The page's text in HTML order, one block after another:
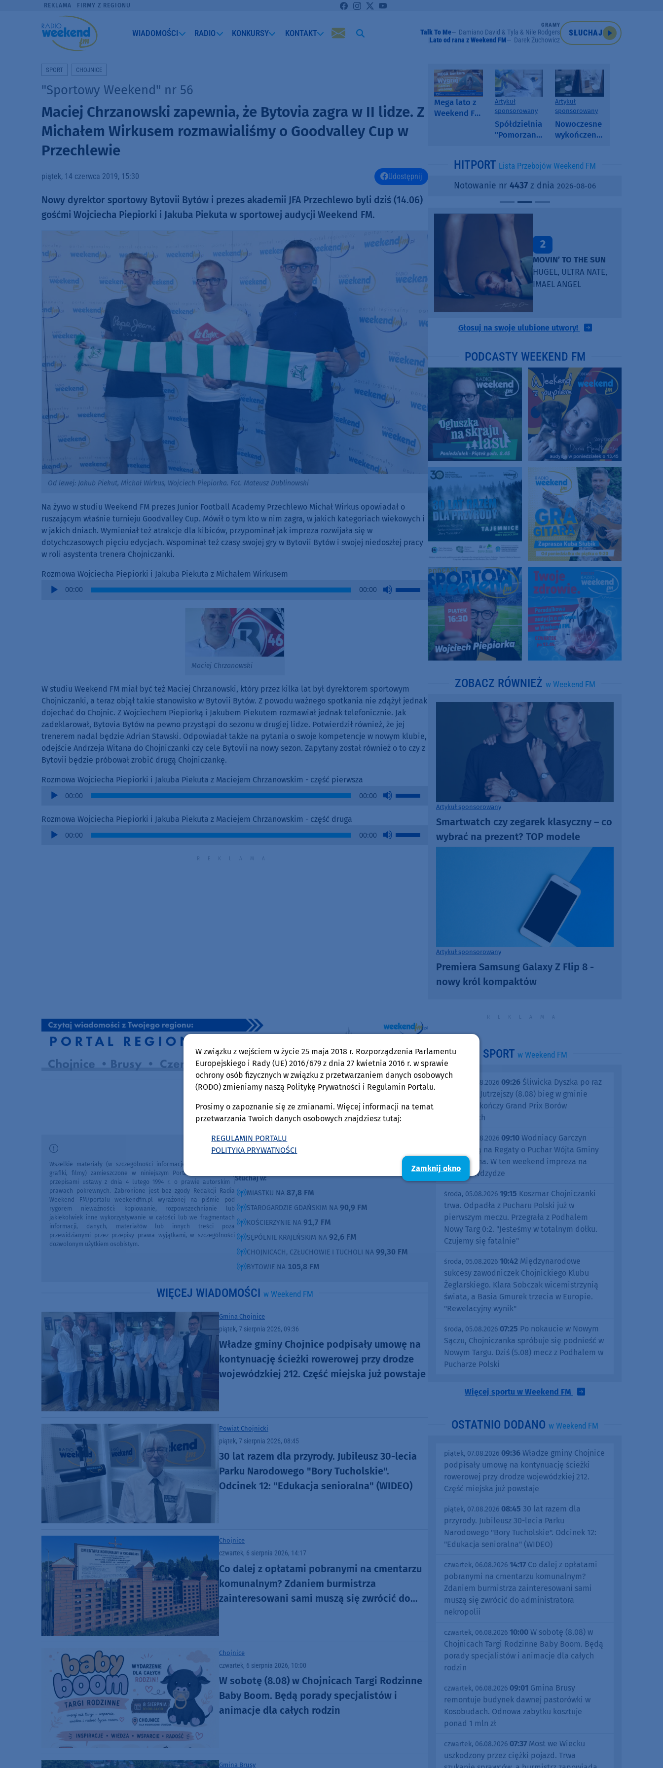
REKLAMA FIRMY Z REGIONU
WIADOMOŚCI RADIO KONKURSY KONTAKT
GRAMY
Talk To Me
Damiano David & Tyla & Nile Rodgers
Lato od rana z Weekend FM
Darek Żuchowicz
SŁUCHAJ
SPORT CHOJNICE
"Sportowy Weekend" nr 56
Maciej Chrzanowski zapewnia, że Bytovia zagra w II lidze. Z
Michałem Wirkusem rozmawialiśmy o Goodvalley Cup w
Przechlewie
piątek, 14 czerwca 2019, 15:30 Udostępnij
Nowy dyrektor sportowy Bytovii Bytów i prezes akademii JFA Przechlewo byli dziś (14.06)
gośćmi Wojciecha Piepiorki i Jakuba Piekuta w sportowej audycji Weekend FM.
Od lewej: Jakub Piekut, Michał Wirkus, Wojciech Piepiorka. Fot. Mateusz Dublinowski
Na żywo w studiu Weekend FM prezes Junior Football Academy Przechlewo Michał Wirkus opowiadał o
ruszającym właśnie turnieju Goodvalley Cup. Mówił o tym kto w nim zagra, w jakich kategoriach wiekowych i
w jakich dniach. Wymieniał też atrakcje dla kibiców, przypominał jak impreza rozwijała się w
dotychczasowych pięciu edycjach. Wspominał też czasy swojej gry w Bytovii Bytów i swojej niedoszłej pracy
w roli asystenta trenera Chojniczanki.
Rozmowa Wojciecha Piepiorki i Jakuba Piekuta z Michałem Wirkusem
Audio
00:00 00:00
Use
Up/Down
Maciej Chrzanowski
W studiu Weekend FM miał być też Maciej Chrzanowski, który przez kilka lat był dyrektorem sportowym
Chojniczanki, a teraz objął takie stanowisko w Bytovii Bytów. Z powodu ważnego spotkania nie zdążył jednak
dojechać do Chojnic. Z Wojciechem Piepiorką i Jakubem Piekutem rozmawiał jednak telefonicznie. Jak
zadeklarował, Bytovia Bytów na pewno przystąpi do sezonu w drugiej lidze. Potwierdził również, że jej
trenerem nadal będzie Adrian Stawski. Odpowiadał także na pytania o swoje kompetencje w nowym klubie,
odejście Andrzeja Witana do Chojniczanki czy cele Bytovii na nowy sezon. Zapytany został również o to czy z
Bytovii będzie próbował zrobić drugą Chojniczankę.
Rozmowa Wojciecha Piepiorki i Jakuba Piekuta z Maciejem Chrzanowskim - część pierwsza
Audio
00:00 00:00
Use
to
Rozmowa Wojciecha Piepiorki i Jakuba Piekuta z Maciejem Chrzanowskim - część druga
Audio
00:00 00:00
Use
Wojciech Piepiorka
Pokaż e-mail
O tej sprawie usłyszysz też w radiu Weekend
Słuchaj w:
MIASTKU NA 87,8 FM
STAROGARDZIE GDAŃSKIM NA 90,9 FM
KOŚCIERZYNIE NA 91,7 FM
SĘPÓLNIE KRAJEŃSKIM NA 92,6 FM
CHOJNICACH, CZŁUCHOWIE I TUCHOLI NA 99,30 FM
BYTOWIE NA 105,8 FM
Wszelkie materiały (w szczególności informacje lokalne, zdjęcia,
grafiki, filmy) zamieszczone w niniejszym Portalu chronione są
przepisami ustawy z dnia 4 lutego 1994 r. o prawie autorskim i
prawach pokrewnych. Zabronione jest bez zgody Redakcji Radia
Weekend FM/portalu weekendfm.pl wyrażonej na piśmie pod
rygorem nieważności: kopiowanie, rozpowszechnianie lub
jakiekolwiek inne wykorzystywanie w całości lub we fragmentach
informacji, danych, materiałów lub innych treści poza
przewidzianymi przez przepisy prawa wyjątkami, w szczególności
dozwolonym użytkiem osobistym.
WIĘCEJ WIADOMOŚCI w Weekend FM
Gmina Chojnice
piątek, 7 sierpnia 2026, 09:36
Władze gminy Chojnice podpisały umowę na
kontynuację ścieżki rowerowej przy drodze
wojewódzkiej 212. Część miejska już powstaje
Powiat Chojnicki
piątek, 7 sierpnia 2026, 08:45
30 lat razem dla przyrody. Jubileusz 30-lecia
Parku Narodowego "Bory Tucholskie".
Odcinek 12: "Edukacja senioralna" (WIDEO)
Chojnice
czwartek, 6 sierpnia 2026, 14:17
Co dalej z opłatami pobranymi na cmentarzu
komunalnym? Zdaniem burmistrza
zainteresowani sami muszą się zwrócić do
Chojnice
czwartek, 6 sierpnia 2026, 10:00
W sobotę (8.08) w Chojnicach Targi Rodzinne
Baby Boom. Będą porady specjalistów i
animacje dla całych rodzin
Gmina Brusy
Mega lato z
Weekend FM
Artykuł
sponsorowany
Spółdzielnia
"Pomorzanka"
informuje o
i ofertach
najmu
Artykuł
sponsorowany
Nowoczesne
wykończenia
SPC, WPC i
kamienny
HITPORT Lista Przebojów Weekend FM
Notowanie nr 4437 z dnia 2026-08-06
2
MOVIN’ TO THE SUN
HUGEL, ULTRA NATE,
IMAEL ANGEL
Głosuj na swoje ulubione utwory!
PODCASTY WEEKEND FM
ZOBACZ RÓWNIEŻ w Weekend FM
Artykuł sponsorowany
Smartwatch czy zegarek klasyczny – co
wybrać na prezent? TOP modele
Artykuł sponsorowany
Premiera Samsung Galaxy Z Flip 8 -
nowy król kompaktów
SPORT w Weekend FM
piątek, 07.08.2026 09:26 Śliwicka Dyszka po raz
dziesiąty. Jutrzejszy (8.08) bieg w gminie
Śliwice zakończy Grand Prix Borów
Tucholskich
piątek, 07.08.2026 09:10 Wodniacy Garczyn
zapraszają na Regaty o Puchar Wójta Gminy
Kościerzyna. W ten weekend impreza na
jeziorze Wdzydze
środa, 05.08.2026 19:15 Koszmar Chojniczanki
trwa. Odpadła z Pucharu Polski już w
pierwszym meczu. Przegrała z Podhalem
Nowy Targ 0:2. "Jesteśmy w totalnym dołku.
Czujemy się fatalnie"
środa, 05.08.2026 10:42 Międzynarodowe
sukcesy zawodniczek Chojnickiego Klubu
Żeglarskiego. Klara Sobczak wicemistrzynią
świata, a Basia Gmurek trzecia w Europie.
"Rewelacyjny wynik"
środa, 05.08.2026 07:25 Po nokaucie w Nowym
Sączu, Chojniczanka spróbuje się podnieść w
Nowym Targu. Dziś (5.08) mecz z Podhalem w
Pucharze Polski
Więcej sportu w Weekend FM
OSTATNIO DODANO w Weekend FM
piątek, 07.08.2026 09:36 Władze gminy Chojnice
podpisały umowę na kontynuację ścieżki
rowerowej przy drodze wojewódzkiej 212.
Część miejska już powstaje
piątek, 07.08.2026 08:45 30 lat razem dla
przyrody. Jubileusz 30-lecia Parku
Narodowego "Bory Tucholskie". Odcinek 12:
"Edukacja senioralna" (WIDEO)
czwartek, 06.08.2026 14:17 Co dalej z opłatami
pobranymi na cmentarzu komunalnym?
Zdaniem burmistrza zainteresowani sami
muszą się zwrócić do administratora
nekropolii
czwartek, 06.08.2026 10:00 W sobotę (8.08) w
Chojnicach Targi Rodzinne Baby Boom. Będą
porady specjalistów i animacje dla całych
rodzin
czwartek, 06.08.2026 09:01 Gmina Brusy
remontuje budynek dawnej pastorówki w
Kosobudach. Odnowa zabytku kosztuje
ponad 1 mln zł
czwartek, 06.08.2026 07:37 Most we Wiecku
uszkodzony przez ciężki pojazd. Trwa
W związku z wejściem w życie 25 maja 2018 r. Rozporządzenia Parlamentu
Europejskiego i Rady (UE) 2016/679 z dnia 27 kwietnia 2016 r. w sprawie
ochrony osób fizycznych w związku z przetwarzaniem danych osobowych
(RODO) zmieniamy naszą Politykę Prywatności i Regulamin Portalu.
Prosimy o zapoznanie się ze zmianami. Więcej informacji na temat
przetwarzania Twoich danych osobowych znajdziesz tutaj:
REGULAMIN PORTALU
POLITYKA PRYWATNOŚCI
Zamknij okno